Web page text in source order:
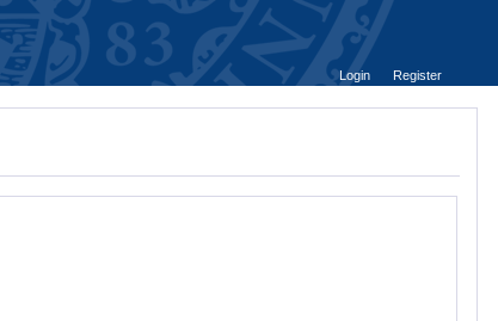
Login
Register